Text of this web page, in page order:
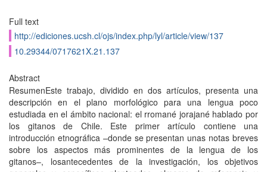
Full text
http://ediciones.ucsh.cl/ojs/index.php/lyl/article/view/137
10.29344/0717621X.21.137
Abstract
ResumenEste trabajo, dividido en dos artí­culos, presenta una
descripción en el plano morfológico para una lengua poco
estudiada en el ámbito nacional: el rromané jorajané hablado por
los gitanos de Chile. Este primer artí­culo contiene una
introducción etnográfica –donde se presentan unas notas breves
sobre los aspectos más prominentes de la lengua de los
gitanos–, losantecedentes de la investigación, los objetivos